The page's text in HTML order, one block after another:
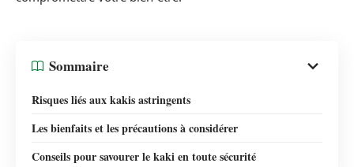
Sommaire
Risques liés aux kakis astringents
Les bienfaits et les précautions à considérer
Conseils pour savourer le kaki en toute sécurité